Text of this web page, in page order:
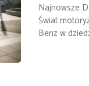
Najnowsze
Świat
Benz w